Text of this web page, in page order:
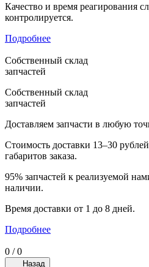
Качество и время реагирования
контролируется.
Подробнее
Собственный склад
запчастей
Собственный склад
запчастей
Доставляем запчасти в любую
Стоимость доставки 13–30
габаритов заказа.
95% запчастей к реализуемой
наличии.
Время доставки от 1 до 8 дней.
Подробнее
0 /0
Назад